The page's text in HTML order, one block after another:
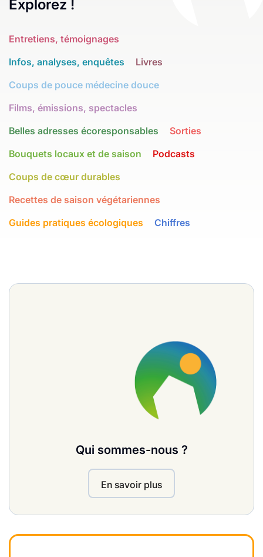
Explorez !
Entretiens, témoignages
Infos, analyses, enquêtes
Livres
Coups de pouce médecine douce
Films, émissions, spectacles
Belles adresses écoresponsables
Sorties
Bouquets locaux et de saison
Podcasts
Coups de cœur durables
Recettes de saison végétariennes
Guides pratiques écologiques
Chiffres
Qui sommes-nous ?
En savoir plus